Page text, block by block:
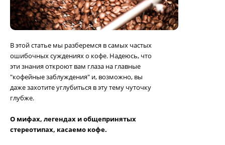
В этой статье мы разберемся в самых частых
ошибочных суждениях о кофе. Надеюсь, что
эти знания откроют вам глаза на главные
"кофейные заблуждения" и, возможно, вы
даже захотите углубиться в эту тему чуточку
глубже.
О мифах, легендах и общепринятых
стереотипах, касаемо кофе.